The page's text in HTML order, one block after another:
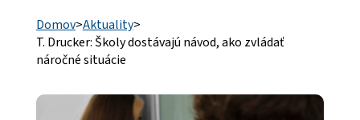
Domov>Aktuality>
T. Drucker: Školy dostávajú návod, ako zvládať
náročné situácie